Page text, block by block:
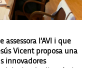
assessora l’AVI i que
Vicent proposa una
innovadores